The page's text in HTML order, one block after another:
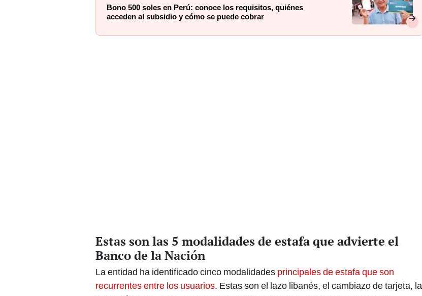
Bono 500 soles en Perú: conoce los requisitos, quiénes
acceden al subsidio y cómo se puede cobrar
Estas son las 5 modalidades de estafa que advierte el
Banco de la Nación
La entidad ha identificado cinco modalidades principales de estafa que son
recurrentes entre los usuarios. Estas son el lazo libanés, el cambiazo de tarjeta, la